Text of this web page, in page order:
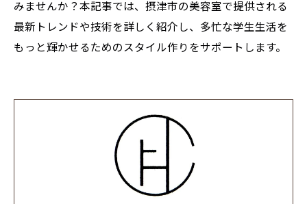
みませんか？本記事では、摂津市の美容室で提供される
最新トレンドや技術を詳しく紹介し、多忙な学生生活を
もっと輝かせるためのスタイル作りをサポートします。